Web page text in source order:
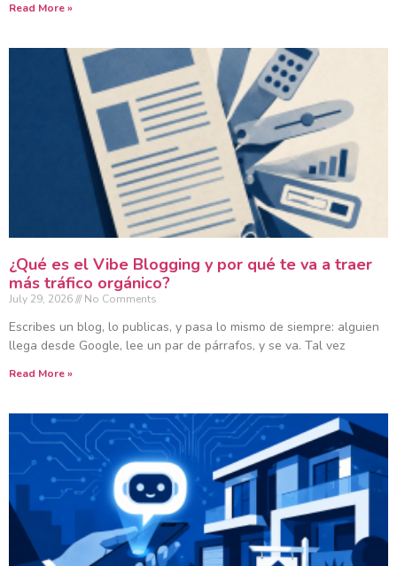
Read More »
¿Qué es el Vibe Blogging y por qué te va a traer
más tráfico orgánico?
July 29, 2026 No Comments
Escribes un blog, lo publicas, y pasa lo mismo de siempre: alguien
llega desde Google, lee un par de párrafos, y se va. Tal vez
Read More »